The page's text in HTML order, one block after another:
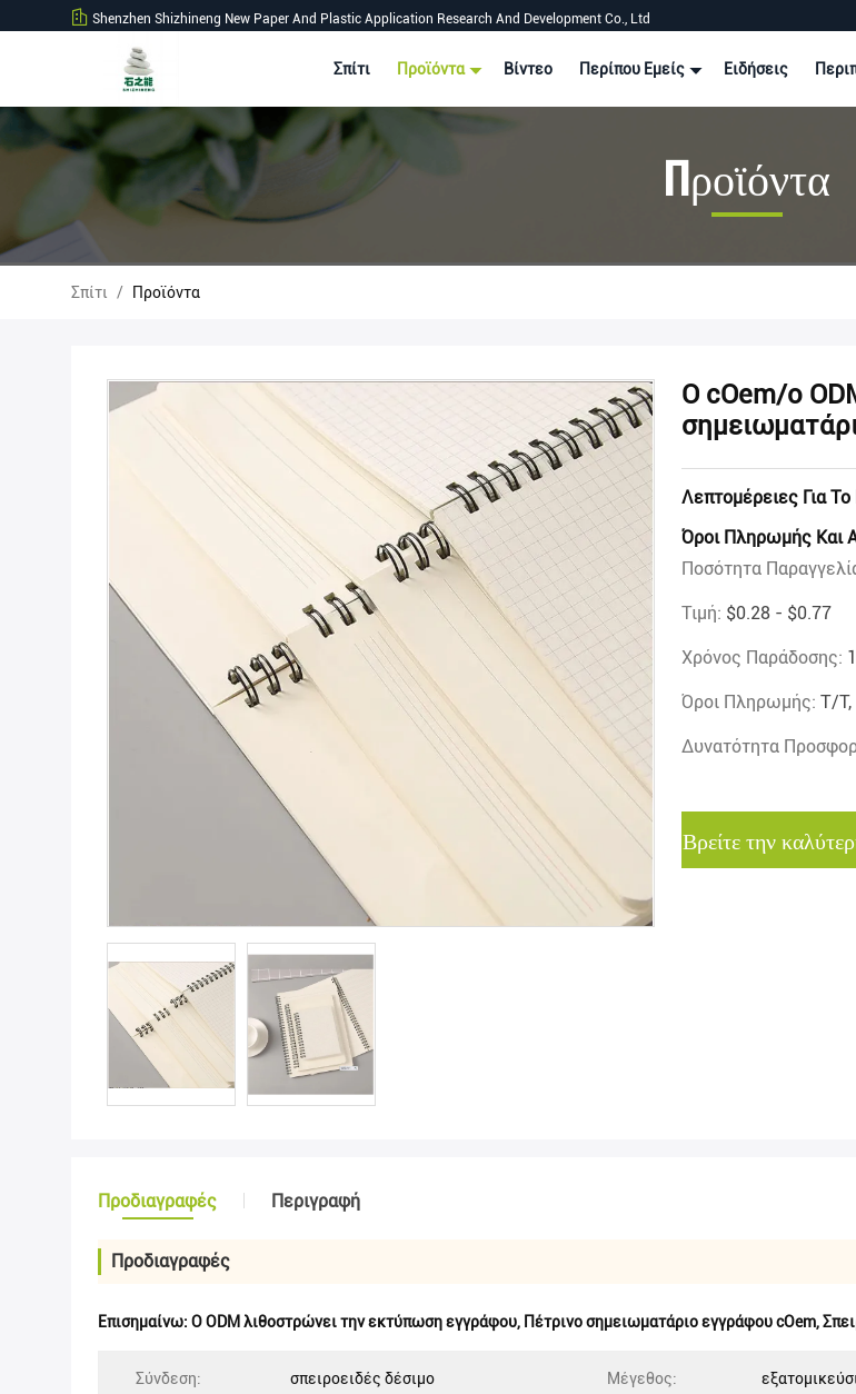
Shenzhen Shizhineng New Paper And Plastic Application Research And Development Co., Ltd
Σπίτι Προϊόντα Βίντεο Περίπου Εμείς Ειδήσεις
Προϊόντα
Σπίτι / Προϊόντα
Ο cOem/ο
Λεπτομέρειες Για Το
Όροι Πληρωμής Και
Ποσότητα
Τιμή: $0.28 - $0.77
Χρόνος Παράδοσης:
Όροι Πληρωμής: T/
Δυνατότητα
Βρείτε την
Προδιαγραφές Περιγραφή
Προδιαγραφές
Επισημαίνω: Ο ODM λιθοστρώνει την εκτύπωση εγγράφου, Πέτρινο σημειωματάριο εγγράφου cOem,
Σύνδεση: σπειροειδές δέσιμο Μέγεθος: